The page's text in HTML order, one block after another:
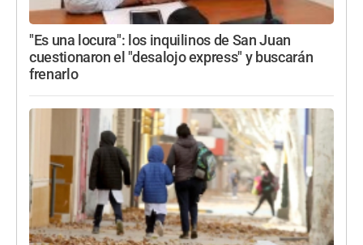
"Es una locura": los inquilinos de San Juan
cuestionaron el "desalojo express" y buscarán
frenarlo